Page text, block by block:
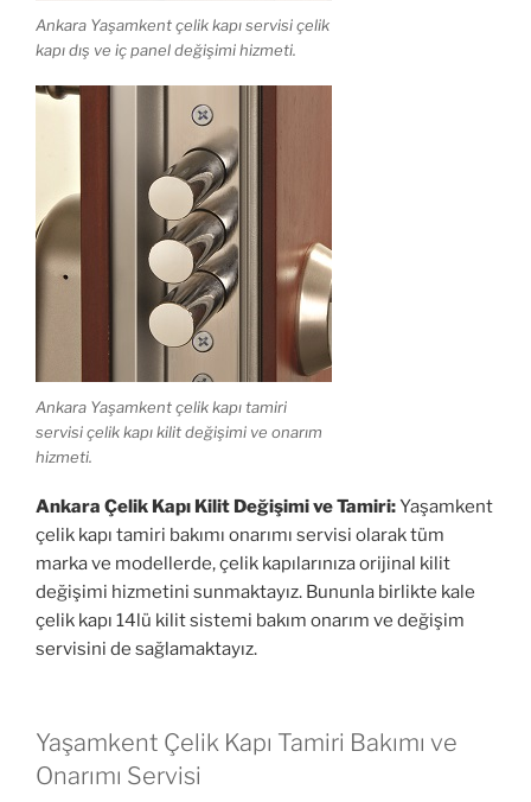
Ankara Yaşamkent çelik kapı servisi çelik
kapı dış ve iç panel değişimi hizmeti.
Ankara Yaşamkent çelik kapı tamiri
servisi çelik kapı kilit değişimi ve onarım
hizmeti.
Ankara Çelik Kapı Kilit Değişimi ve Tamiri:Yaşamkent
çelik kapı tamiri bakımı onarımı servisi olarak tüm
marka ve modellerde, çelik kapılarınıza orijinal kilit
değişimi hizmetini sunmaktayız. Bununla birlikte kale
çelik kapı 14lü kilit sistemi bakım onarım ve değişim
servisini de sağlamaktayız.
Yaşamkent Çelik Kapı Tamiri Bakımı ve
Onarımı Servisi